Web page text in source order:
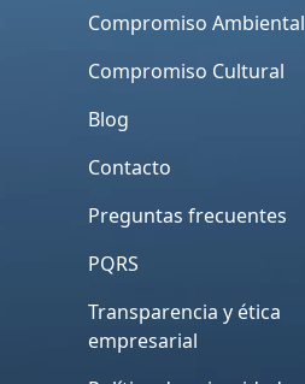
Compromiso Ambiental
Compromiso Cultural
Blog
Contacto
Preguntas frecuentes
PQRS
Transparencia y ética
empresarial